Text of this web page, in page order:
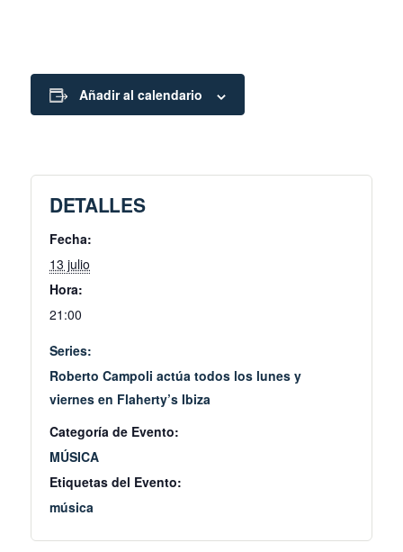
Añadir al calendario
DETALLES
Fecha:
13 julio
Hora:
21:00
Series:
Roberto Campoli actúa todos los lunes y
viernes en Flaherty’s Ibiza
Categoría de Evento:
MÚSICA
Etiquetas del Evento:
música